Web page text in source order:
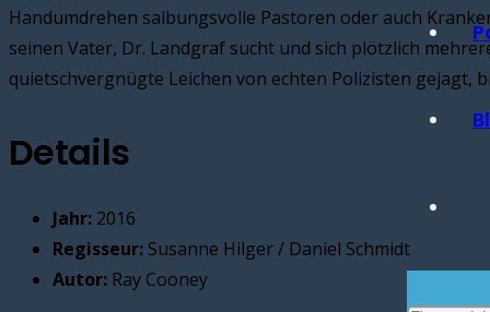
Handumdrehen salbungsvolle Pastoren oder auch
seinen Vater, Dr. Landgraf sucht und sich plötzlich
quietschvergnügte Leichen von echten Polizisten gejagt,
Details
Jahr: 2016
Regisseur: Susanne Hilger / Daniel Schmidt
Autor: Ray Cooney